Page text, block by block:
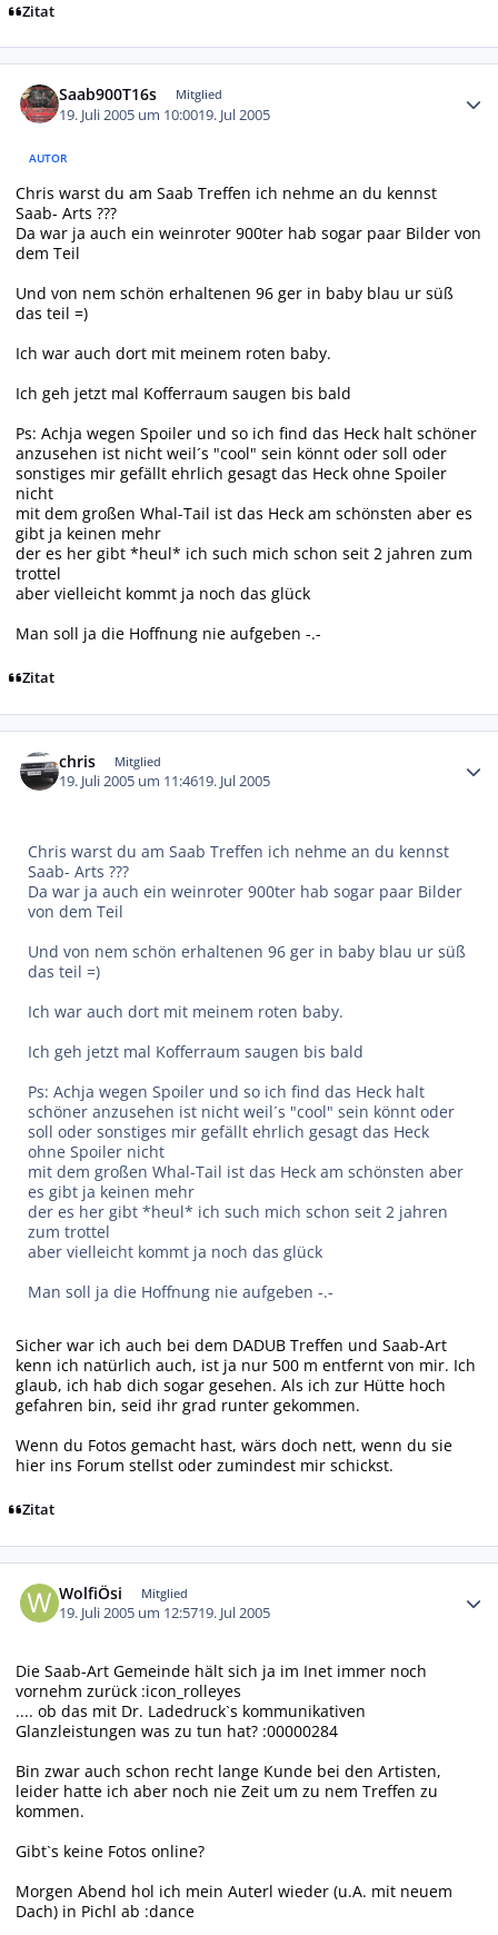
Zitat
Saab900T16s Mitglied
19. Juli 2005 um 10:0019. Jul 2005
AUTOR
Chris warst du am Saab Treffen ich nehme an du kennst
Saab- Arts ???
Da war ja auch ein weinroter 900ter hab sogar paar Bilder von
dem Teil
Und von nem schön erhaltenen 96 ger in baby blau ur süß
das teil =)
Ich war auch dort mit meinem roten baby.
Ich geh jetzt mal Kofferraum saugen bis bald
Ps: Achja wegen Spoiler und so ich find das Heck halt schöner
anzusehen ist nicht weil´s "cool" sein könnt oder soll oder
sonstiges mir gefällt ehrlich gesagt das Heck ohne Spoiler
nicht
mit dem großen Whal-Tail ist das Heck am schönsten aber es
gibt ja keinen mehr
der es her gibt *heul* ich such mich schon seit 2 jahren zum
trottel
aber vielleicht kommt ja noch das glück
Man soll ja die Hoffnung nie aufgeben -.-
Zitat
chris Mitglied
19. Juli 2005 um 11:4619. Jul 2005
Chris warst du am Saab Treffen ich nehme an du kennst
Saab- Arts ???
Da war ja auch ein weinroter 900ter hab sogar paar Bilder
von dem Teil
Und von nem schön erhaltenen 96 ger in baby blau ur süß
das teil =)
Ich war auch dort mit meinem roten baby.
Ich geh jetzt mal Kofferraum saugen bis bald
Ps: Achja wegen Spoiler und so ich find das Heck halt
schöner anzusehen ist nicht weil´s "cool" sein könnt oder
soll oder sonstiges mir gefällt ehrlich gesagt das Heck
ohne Spoiler nicht
mit dem großen Whal-Tail ist das Heck am schönsten aber
es gibt ja keinen mehr
der es her gibt *heul* ich such mich schon seit 2 jahren
zum trottel
aber vielleicht kommt ja noch das glück
Man soll ja die Hoffnung nie aufgeben -.-
Sicher war ich auch bei dem DADUB Treffen und Saab-Art
kenn ich natürlich auch, ist ja nur 500 m entfernt von mir. Ich
glaub, ich hab dich sogar gesehen. Als ich zur Hütte hoch
gefahren bin, seid ihr grad runter gekommen.
Wenn du Fotos gemacht hast, wärs doch nett, wenn du sie
hier ins Forum stellst oder zumindest mir schickst.
Zitat
WolfiÖsi Mitglied
19. Juli 2005 um 12:5719. Jul 2005
Die Saab-Art Gemeinde hält sich ja im Inet immer noch
vornehm zurück :icon_rolleyes
.... ob das mit Dr. Ladedruck`s kommunikativen
Glanzleistungen was zu tun hat? :00000284
Bin zwar auch schon recht lange Kunde bei den Artisten,
leider hatte ich aber noch nie Zeit um zu nem Treffen zu
kommen.
Gibt`s keine Fotos online?
Morgen Abend hol ich mein Auterl wieder (u.A. mit neuem
Dach) in Pichl ab :dance